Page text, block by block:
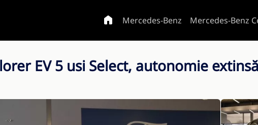
Mercedes-Benz Mercedes-Benz
EV 5 usi Select, autonomie